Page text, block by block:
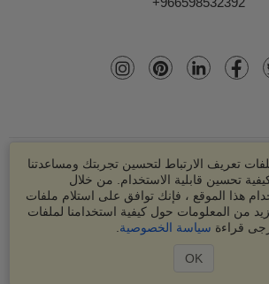
تعريف الارتباط لتحسين تجربتك ومساعدتنا
تحسين قابلية الاستخدام. من خلال
هذا الموقع ، فإنك توافق على استلام ملفات
من المعلومات حول كيفية استخدامنا لملفات
قراءة سياسة الخصوصية
OK
VisaHQ وشعار VisaHQ هما علامتين تجاريتين مسجلتين لشركة
VisaHQ.com، Inc.